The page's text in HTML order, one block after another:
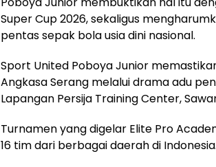
Super Cup 2026, sekaligus
pentas sepak bola usia dini nasional.
Sport United Poboya Junior
Angkasa Serang melalui drama adu
Lapangan Persija Training Center,
Turnamen yang digelar Elite Pro
16 tim dari berbagai daerah di Indonesia.